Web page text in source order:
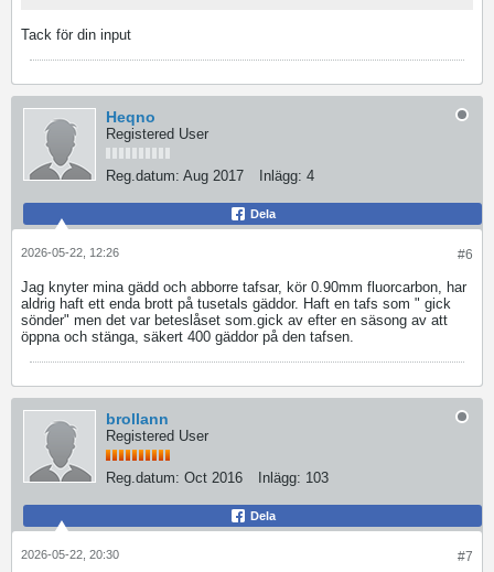
Tack för din input
Heqno
Registered User
Reg.datum: Aug 2017 Inlägg: 4
Dela
#6
2026-05-22, 12:26
Jag knyter mina gädd och abborre tafsar, kör 0.90mm fluorcarbon, har
aldrig haft ett enda brott på tusetals gäddor. Haft en tafs som " gick
sönder" men det var beteslåset som.gick av efter en säsong av att
öppna och stänga, säkert 400 gäddor på den tafsen.
brollann
Registered User
Reg.datum: Oct 2016 Inlägg: 103
Dela
#7
2026-05-22, 20:30